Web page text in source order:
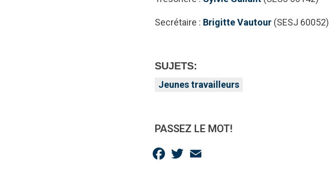
Secrétaire : Brigitte Vautour (SESJ 60052)
SUJETS:
Jeunes travailleurs
PASSEZ LE MOT!
Facebook
Twitter